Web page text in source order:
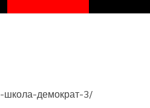
школа-демократ-3/